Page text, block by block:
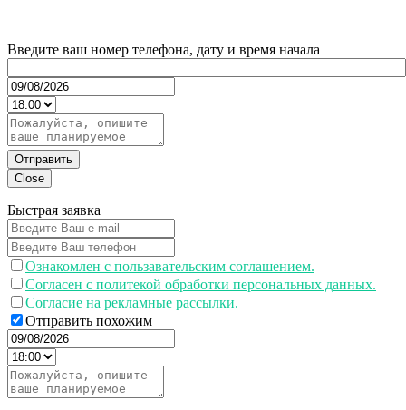
Введите ваш номер телефона, дату и время начала
Отправить
Close
Быстрая заявка
Ознакомлен с пользавательским соглашением.
Согласен с политекой обработки персональных данных.
Согласие на рекламные рассылки.
Отправить похожим